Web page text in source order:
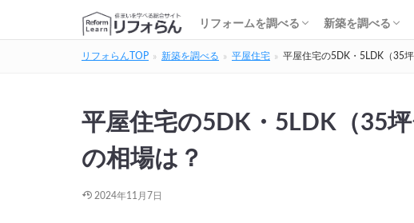
リフォームを調べる
基礎知識・費用を調べる
リフォーム会社を調べる
リフォームローンを調べる
保険・補助金を調べる
新築を調べる
基礎知識・費用
建築会社・工務
家の解体を調べ
土地購入を調べ
住宅ローンを調
リフォらんTOP 新築を調べる 平屋住宅 平屋住宅の5DK・5LDK（35
平屋住宅の5DK・5LDK（35
の相場は？
2024年11月7日
基礎知識・費用を調べる
リフォーム会社を調べる
リフォームローンを調べる
保険・補助金を調べる 基礎知識・費用
建築会社・工務
家の解体を調べ
土地購入を調べ
住宅ローンを調